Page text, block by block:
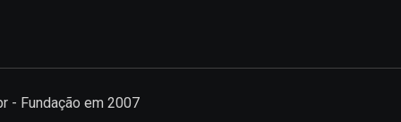
- Fundação em 2007